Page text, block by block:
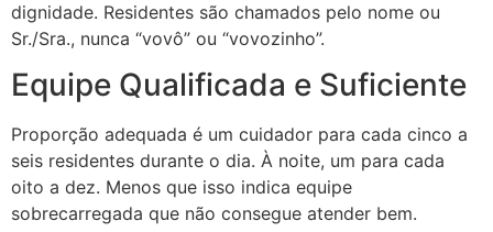
dignidade. Residentes são chamados pelo nome ou
Sr./Sra., nunca “vovô” ou “vovozinho”.
Equipe Qualificada e Suficiente
Proporção adequada é um cuidador para cada cinco a
seis residentes durante o dia. À noite, um para cada
oito a dez. Menos que isso indica equipe
sobrecarregada que não consegue atender bem.